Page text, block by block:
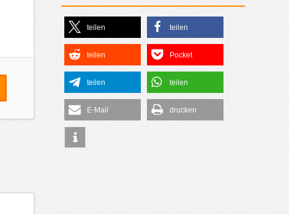
teilen teilen
teilen Pocket
teilen teilen
E-Mail drucken